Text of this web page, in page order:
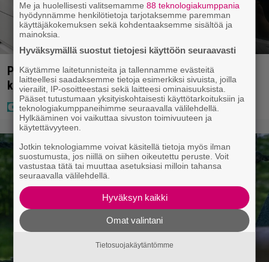
Poliisilla tehovalvonta – tästä kysymys ja näin
kauan kestää
Me ja huolellisesti valitsemamme88 teknologiakumppania
hyödynnämme henkilötietoja tarjotaksemme paremman
käyttäjäkokemuksen sekä kohdentaaksemme sisältöä ja
mainoksia.
Hyväksymällä suostut tietojesi käyttöön seuraavasti
Käytämme laitetunnisteita ja tallennamme evästeitä
laitteellesi saadaksemme tietoja esimerkiksi sivuista, joilla
vierailit, IP-osoitteestasi sekä laitteesi ominaisuuksista.
Pääset tutustumaan yksityiskohtaisesti käyttötarkoituksiin ja
teknologiakumppaneihimme seuraavalla välilehdellä.
Hylkääminen voi vaikuttaa sivuston toimivuuteen ja
käytettävyyteen.
Jotkin teknologiamme voivat käsitellä tietoja myös ilman
suostumusta, jos niillä on siihen oikeutettu peruste. Voit
vastustaa tätä tai muuttaa asetuksiasi milloin tahansa
seuraavalla välilehdellä.
Hyväksyn kaikki
Omat valintani
Tietosuojakäytäntömme